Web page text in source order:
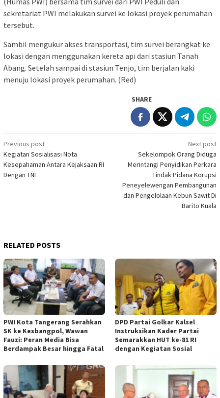
sekretariat PWI melakukan survei ke lokasi proyek perumahan
tersebut.
Sambil mengukur akses transportasi, tim survei berangkat ke
lokasi dengan menggunakan kereta api dari stasiun Tanah
Abang. Setelah sampai di stasiun Tenjo, tim berjalan kaki
menuju lokasi proyek perumahan. (Red)
SHARE
Post
navigation
Previous post
Kegiatan Sosialisasi Nota
Kesepahaman Antara Kejaksaan RI
Dengan TNI
Next post
Sekelompok Orang Diduga
Merintangi Penyidikan Perkara
Tindak Pidana Korupsi
Peneyelewengan Pembangunan
dan Pengelolaan Kebun Sawit Di
Barito Kuala
RELATED POSTS
PWI Kota Tangerang Serahkan
SK ke Kesbangpol, Wawan
Fauzi: Peran Media Bisa
Berdampak Besar hingga Fatal
DPD Partai Golkar Kalsel
Instruksikan Kader Partai
Semarakkan HUT ke-81 RI
dengan Kegiatan Sosial